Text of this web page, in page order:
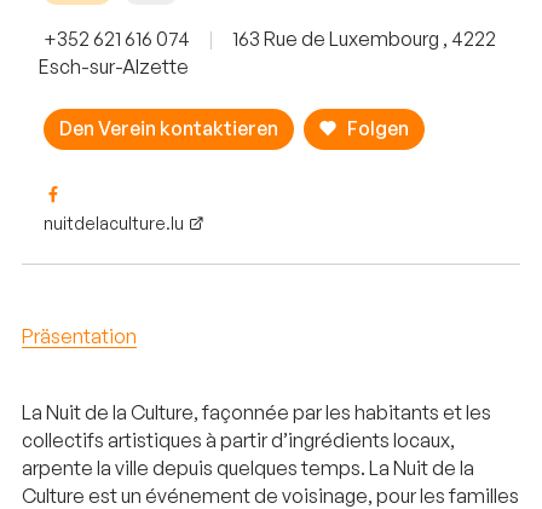
+352 621 616 074 |
163 Rue de Luxembourg , 4222
Esch-sur-Alzette
Den Verein kontaktieren Folgen
nuitdelaculture.lu
Präsentation
La Nuit de la Culture, façonnée par les habitants et les
collectifs artistiques à partir d’ingrédients locaux,
arpente la ville depuis quelques temps. La Nuit de la
Culture est un événement de voisinage, pour les familles